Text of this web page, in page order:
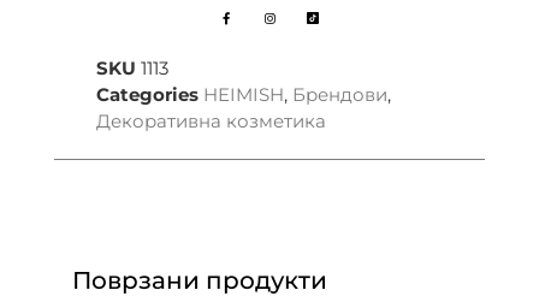
SKU 1113
Categories HEIMISH, Брендови,
Декоративна козметика
Поврзани продукти